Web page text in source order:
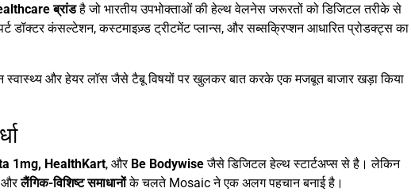
ब्रांडहै जो भारतीय उपभोक्ताओं की हेल्थ वेलनेस जरूरतों को डिजिटल तरीके से
डॉक्टर कंसल्टेशन, कस्टमाइज़्ड ट्रीटमेंट प्लान्स, और सब्सक्रिप्शन आधारित प्रोडक्ट्स का
स्वास्थ्य और हेयर लॉस जैसे टैबू विषयों पर खुलकर बात करके एक मजबूत बाजार खड़ा किया
1mg, HealthKart, और Be Bodywiseजैसे डिजिटल हेल्थ स्टार्टअप्स से है। लेकिन
औरलैंगिक-विशिष्ट समाधानोंके चलते Mosaic ने एक अलग पहचान बनाई है।